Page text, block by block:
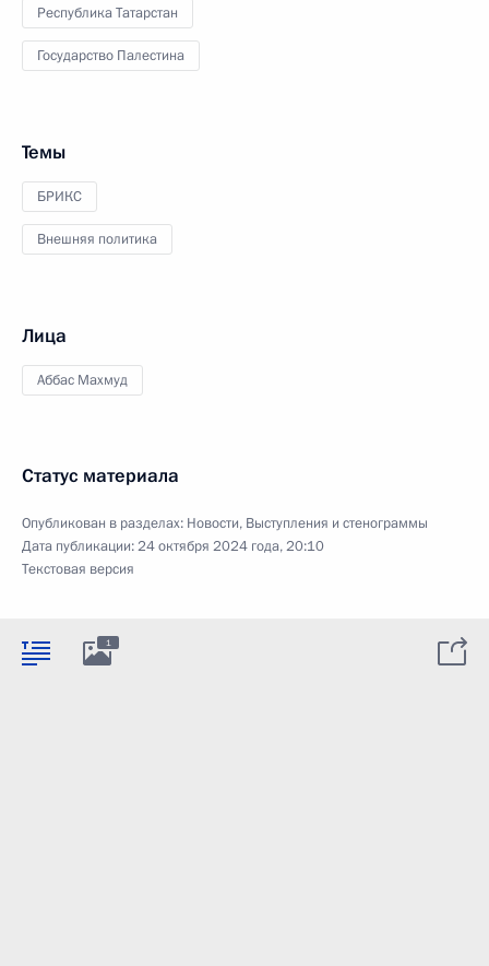
Республика Татарстан
Государство Палестина
Темы
БРИКС
Внешняя политика
Лица
Аббас Махмуд
Статус материала
Опубликован в разделах: Новости, Выступления и стенограммы
Дата публикации:24 октября 2024 года, 20:10
Текстовая версия
1